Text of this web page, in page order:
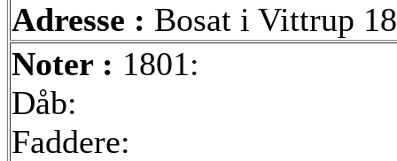
Adresse : Bosat i Vittrup
Noter : 1801:
Dåb:
Faddere: